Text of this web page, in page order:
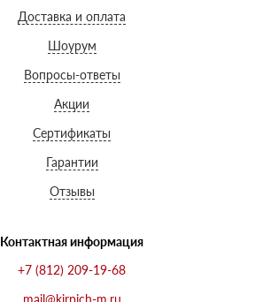
Доставка и оплата
Шоурум
Вопросы-ответы
Акции
Сертификаты
Гарантии
Отзывы
Контактная информация
+7 (812) 209-19-68